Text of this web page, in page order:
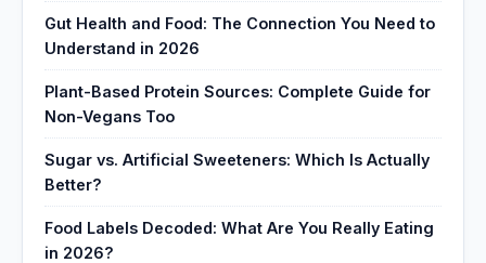
Gut Health and Food: The Connection You Need to
Understand in 2026
Plant-Based Protein Sources: Complete Guide for
Non-Vegans Too
Sugar vs. Artificial Sweeteners: Which Is Actually
Better?
Food Labels Decoded: What Are You Really Eating
in 2026?